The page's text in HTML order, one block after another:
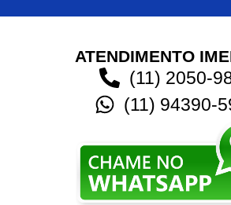
ATENDIMENTO
(11) 2050-
(11) 94390-